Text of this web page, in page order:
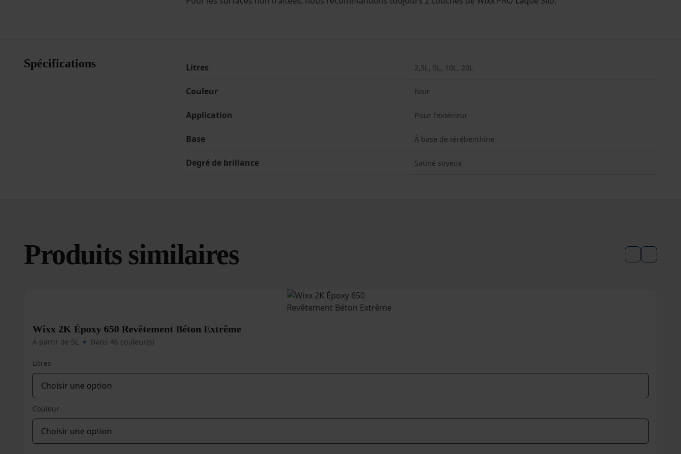
Spécifications Litres 2,5L, 5L, 10L, 20L
Couleur Noir
Application Pour l’extérieur
Base À base de térébenthine
Degré de brillance Satiné soyeux
Produits similaires
Wixx 2K Époxy 650 Revêtement Béton Extrême
Á partir de 5L Dans 46 couleur(s)
Litres
Couleur